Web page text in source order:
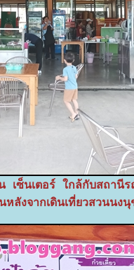
เซ็นเตอร์ ใกล้กับสถานี
ลังจากเดินเที่ยวสวนนงนุ